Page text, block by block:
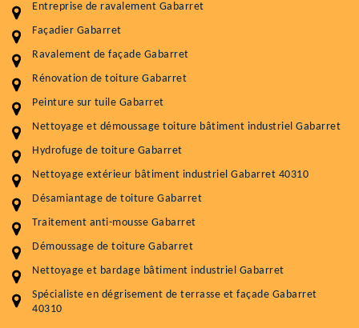
Entreprise de ravalement Gabarret
Façadier Gabarret
Ravalement de façade Gabarret
Rénovation de toiture Gabarret
Peinture sur tuile Gabarret
Nettoyage et démoussage toiture bâtiment industriel Gabarret
Hydrofuge de toiture Gabarret
Nettoyage extérieur bâtiment industriel Gabarret 40310
Désamiantage de toiture Gabarret
Traitement anti-mousse Gabarret
Démoussage de toiture Gabarret
Nettoyage et bardage bâtiment industriel Gabarret
Spécialiste en dégrisement de terrasse et façade Gabarret
40310
Entretenir votre toiture, c'est préserver sa
durabilité
Plus de 15 ans d'expérience en couverture et facade
Service
Nettoyageb toiture
Démoussage toiture
Traitement hydrofuge toiture
Artisant local recommander